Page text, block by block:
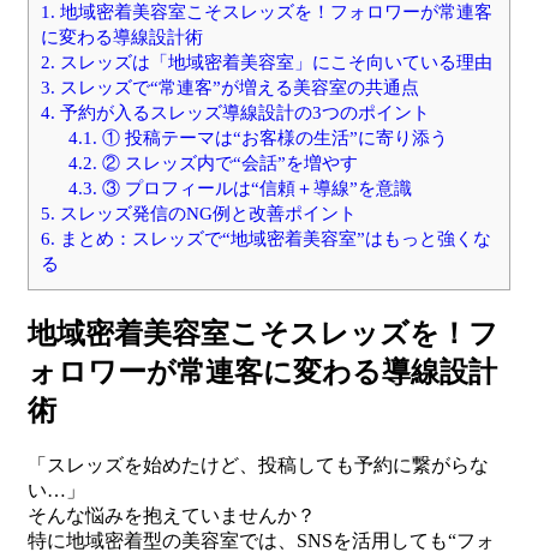
1. 地域密着美容室こそスレッズを！フォロワーが常連客
に変わる導線設計術
2. スレッズは「地域密着美容室」にこそ向いている理由
3. スレッズで“常連客”が増える美容室の共通点
4. 予約が入るスレッズ導線設計の3つのポイント
4.1. ① 投稿テーマは“お客様の生活”に寄り添う
4.2. ② スレッズ内で“会話”を増やす
4.3. ③ プロフィールは“信頼＋導線”を意識
5. スレッズ発信のNG例と改善ポイント
6. まとめ：スレッズで“地域密着美容室”はもっと強くな
る
地域密着美容室こそスレッズを！フ
ォロワーが常連客に変わる導線設計
術
「スレッズを始めたけど、投稿しても予約に繋がらな
い…」
そんな悩みを抱えていませんか？
特に地域密着型の美容室では、SNSを活用しても“フォ